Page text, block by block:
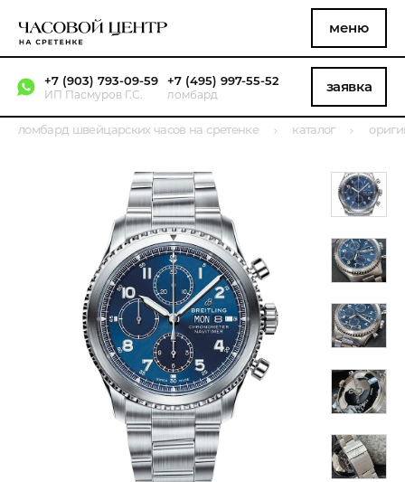
меню
+7 (903) 793-09-59
ИП Пасмуров Г.С.
+7 (495) 997-55-52
ломбард заявка
ломбард швейцарских часов на сретенке каталог